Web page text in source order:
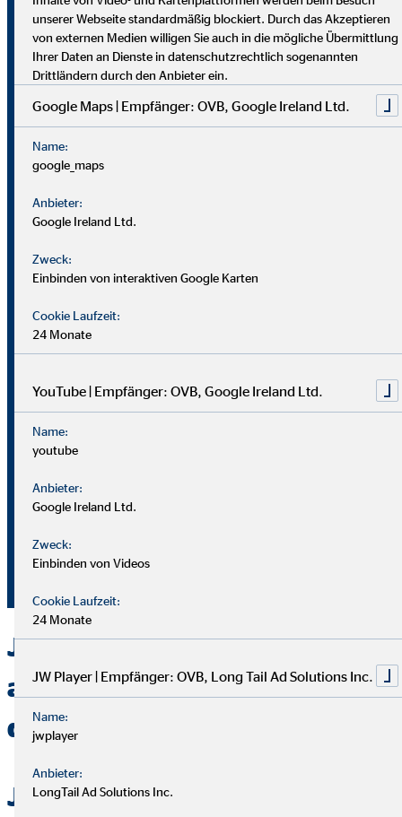
Wissen praktisch an. Nach einer Job-Pause kannst du flexibel
einsteigen, und Finanzprofis finden bei uns neue Chancen.
Bei OVB gibt es keine Grenzen: Unser Karriereplan bietet
Aufstiegsmöglichkeiten durch Ausbildung und Praxis.
Unterstützung bekommst du von deinem Team und deiner
Jetzt bei OVB in Brandenburg
an der Havel als Berater
durchstarten
Jetzt bewerben
unserer Webseite standardmäßig blockiert. Durch das Akzeptieren
von externen Medien willigen Sie auch in die mögliche Übermittlung
Ihrer Daten an Dienste in datenschutzrechtlich sogenannten
Drittländern durch den Anbieter ein.
Google Maps | Empfänger: OVB, Google Ireland Ltd.
Name:
google_maps
Anbieter:
Google Ireland Ltd.
Zweck:
Einbinden von interaktiven Google Karten
Cookie Laufzeit:
24 Monate
YouTube | Empfänger: OVB, Google Ireland Ltd.
Name:
youtube
Anbieter:
Google Ireland Ltd.
Zweck:
Einbinden von Videos
Cookie Laufzeit:
24 Monate
JW Player | Empfänger: OVB, Long Tail Ad Solutions Inc.
Name:
jwplayer
Anbieter:
LongTail Ad Solutions Inc.